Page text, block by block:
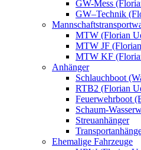
GW-Mess
GW–Technik
MTW (Florian
MTW JF
MTW KF
Anhänger
Schlauchboot
RTB2 (Florian
Feuerwehrboot
Schaum-
Streuanhänger
Ehemalige Fahrzeuge